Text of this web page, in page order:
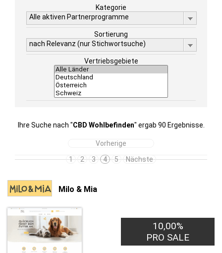
Kategorie
Alle aktiven Partnerprogramme
Sortierung
nach Relevanz (nur Stichwortsuche)
Vertriebsgebiete
Ihre Suche nach "CBD Wohlbefinden" ergab 90 Ergebnisse.
Vorherige
1
2 3 4 5 Nächste
Milo & Mia
10,00%
PRO SALE